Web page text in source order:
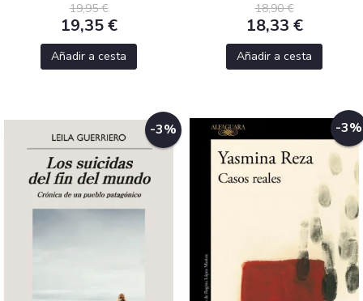
19,95 €
19,35 €
Añadir a cesta
18,90 €
18,33 €
Añadir a cesta
-3% -3%